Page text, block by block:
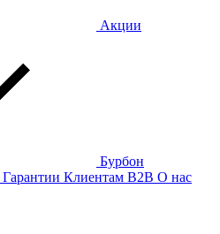
Акции
Бурбон
Гарантии Клиентам B2B О нас